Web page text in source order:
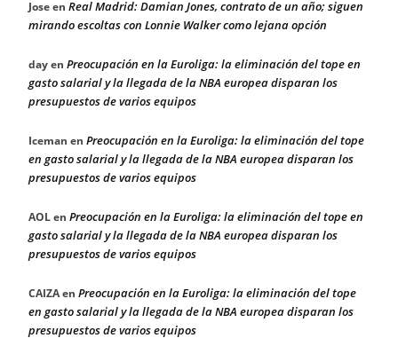
Joseen Real Madrid: Damian Jones, contrato de un año; siguen
mirando escoltas con Lonnie Walker como lejana opción
dayen Preocupación en la Euroliga: la eliminación del tope en
gasto salarial y la llegada de la NBA europea disparan los
presupuestos de varios equipos
Iceman en Preocupación en la Euroliga: la eliminación del tope
en gasto salarial y la llegada de la NBA europea disparan los
presupuestos de varios equipos
AOLen Preocupación en la Euroliga: la eliminación del tope en
gasto salarial y la llegada de la NBA europea disparan los
presupuestos de varios equipos
CAIZAen Preocupación en la Euroliga: la eliminación del tope
en gasto salarial y la llegada de la NBA europea disparan los
presupuestos de varios equipos